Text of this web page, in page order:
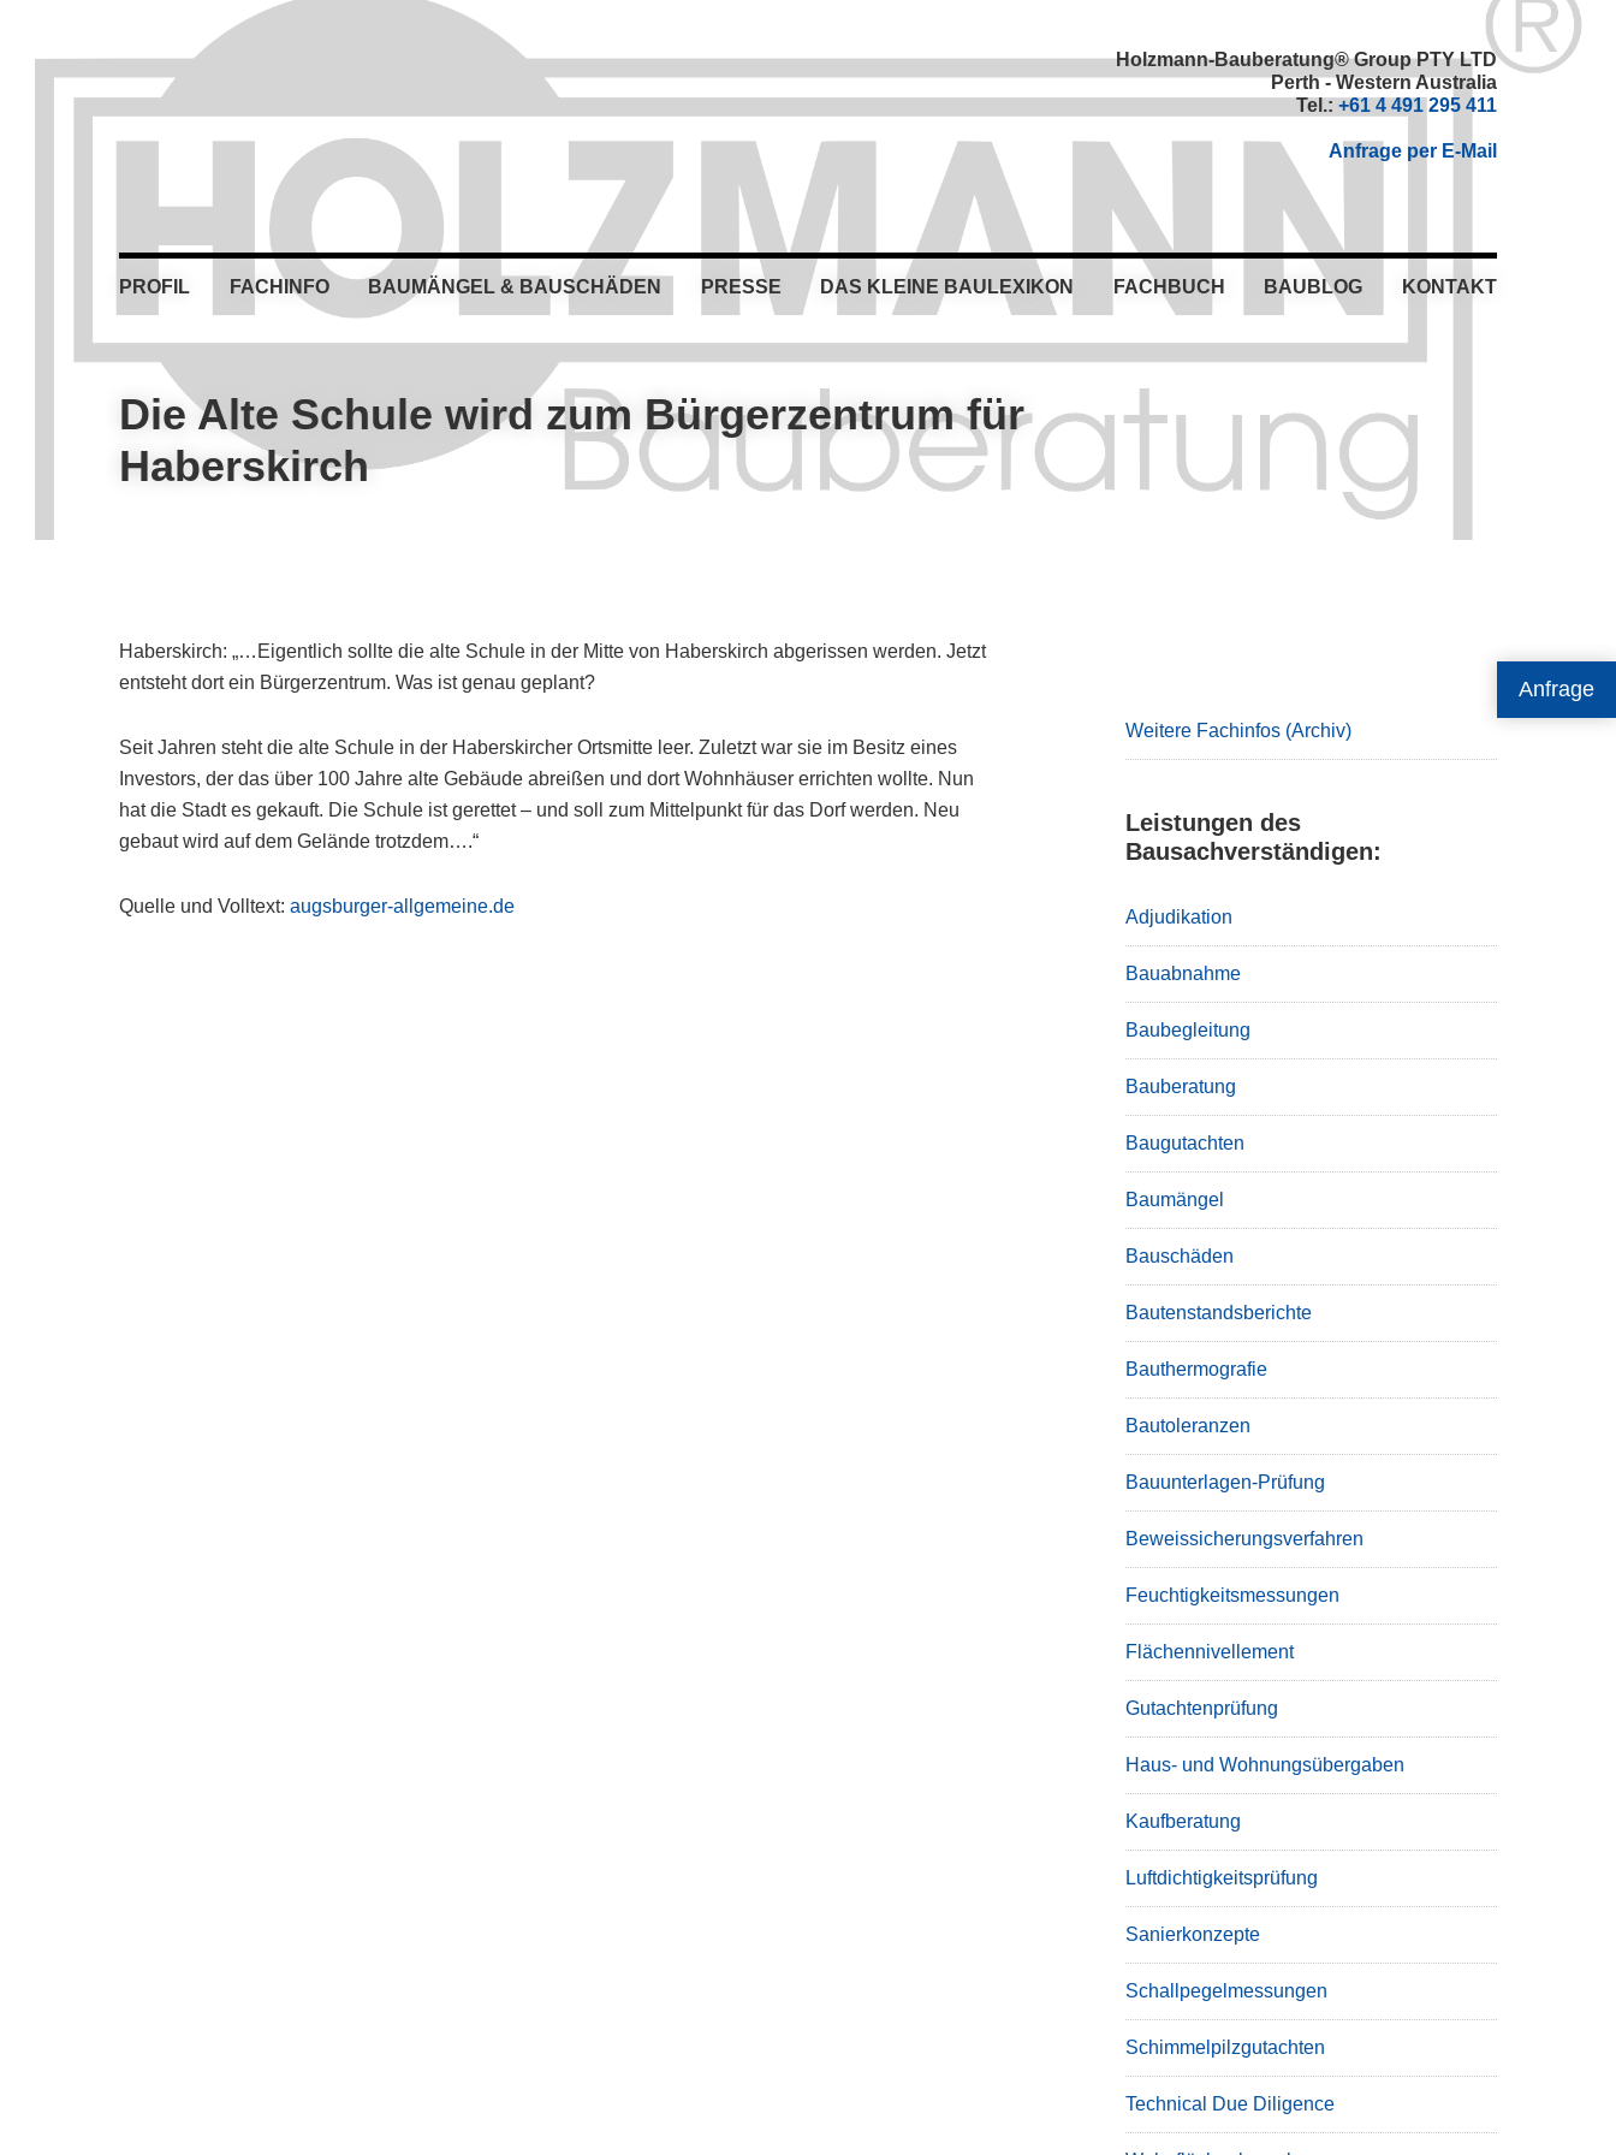
Anfrage
primary
primary
Holzmann-Bauberatung® Group PTY LTD
Perth - Western Australia
Tel.: +61 4 491 295 411
Anfrage per E-Mail
PROFIL FACHINFO BAUMÄNGEL & BAUSCHÄDEN PRESSE DAS KLEINE BAULEXIKON FACHBUCH BAUBLOG KONTAKT
Die Alte Schule wird zum Bürgerzentrum für
Haberskirch
Haberskirch: „…Eigentlich sollte die alte Schule in der Mitte von Haberskirch abgerissen werden. Jetzt
entsteht dort ein Bürgerzentrum. Was ist genau geplant?
Seit Jahren steht die alte Schule in der Haberskircher Ortsmitte leer. Zuletzt war sie im Besitz eines
Investors, der das über 100 Jahre alte Gebäude abreißen und dort Wohnhäuser errichten wollte. Nun
hat die Stadt es gekauft. Die Schule ist gerettet – und soll zum Mittelpunkt für das Dorf werden. Neu
gebaut wird auf dem Gelände trotzdem….“
Quelle und Volltext:augsburger-allgemeine.de
Weitere Fachinfos (Archiv)
Leistungen des
Bausachverständigen:
Adjudikation
Bauabnahme
Baubegleitung
Bauberatung
Baugutachten
Baumängel
Bauschäden
Bautenstandsberichte
Bauthermografie
Bautoleranzen
Bauunterlagen-Prüfung
Beweissicherungsverfahren
Feuchtigkeitsmessungen
Flächennivellement
Gutachtenprüfung
Haus- und Wohnungsübergaben
Kaufberatung
Luftdichtigkeitsprüfung
Sanierkonzepte
Schallpegelmessungen
Schimmelpilzgutachten
Technical Due Diligence